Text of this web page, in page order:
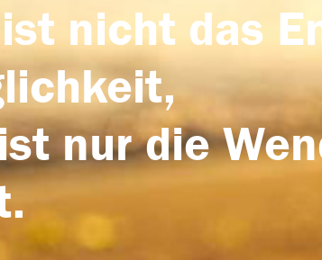
ist nicht das
nur die